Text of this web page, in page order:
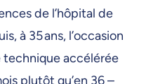
de l’hôpital de
à 35 ans, l’occasion
technique accélérée
plutôt qu’en 36 –